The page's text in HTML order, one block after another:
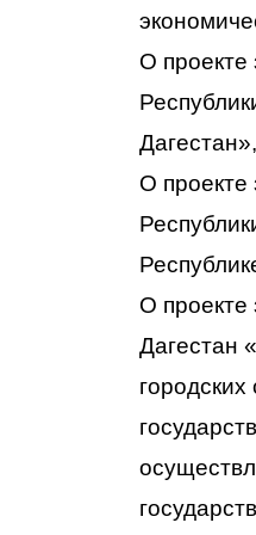
О проекте
Дагестан»,
О проекте
О проекте
Дагестан